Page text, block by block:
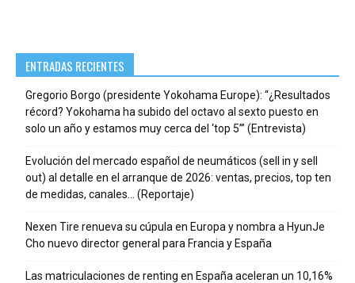
ENTRADAS RECIENTES
Gregorio Borgo (presidente Yokohama Europe): “¿Resultados
récord? Yokohama ha subido del octavo al sexto puesto en
solo un año y estamos muy cerca del ‘top 5’” (Entrevista)
Evolución del mercado español de neumáticos (sell in y sell
out) al detalle en el arranque de 2026: ventas, precios, top ten
de medidas, canales… (Reportaje)
Nexen Tire renueva su cúpula en Europa y nombra a HyunJe
Cho nuevo director general para Francia y España
Las matriculaciones de renting en España aceleran un 10,16%